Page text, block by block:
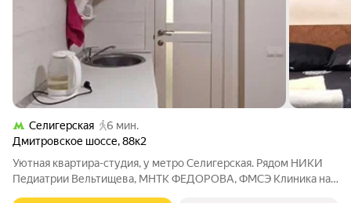
Селигерская
6 мин.
Дмитровское шоссе,88к2
Уютная квартира-студия, у метро Селигерская. Рядом НИКИ
Педиатрии Вельтищева, МНТК ФЕДОРОВА, ФМСЭ Клиника на